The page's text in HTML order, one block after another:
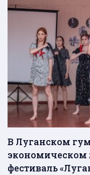
В Луганском
экономическом
фестиваль